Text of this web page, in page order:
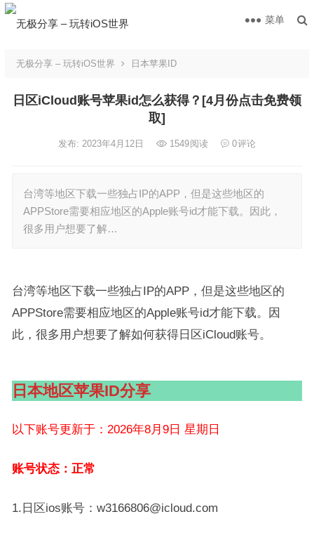
菜单
无极分享 – 玩转iOS世界 日本苹果ID
日区iCloud账号苹果id怎么获得？[4月份点击免费领
取]
发布: 2023年4月12日 1549阅读 0评论
台湾等地区下载一些独占IP的APP，但是这些地区的
APPStore需要相应地区的Apple账号id才能下载。因此，
很多用户想要了解…
台湾等地区下载一些独占IP的APP，但是这些地区的
APPStore需要相应地区的Apple账号id才能下载。因
此，很多用户想要了解如何获得日区iCloud账号。
日本地区苹果ID分享
以下账号更新于：2026年8月9日 星期日
账号状态：正常
1.日区ios账号：w3166806@icloud.com